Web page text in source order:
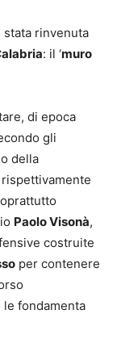
rinvenuta
: il ‘muro
di epoca
gli
della
Paolo Visonà,
costruite
per contenere
fondamenta